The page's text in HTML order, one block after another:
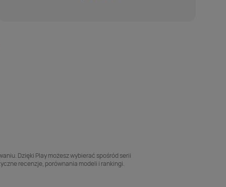
Dzięki Play możesz wybierać spośród serii
recenzje, porównania modeli i rankingi.